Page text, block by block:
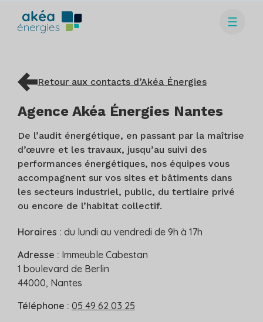
Retour aux contacts d’Akéa Énergies
Agence Akéa Énergies Nantes
De l’audit énergétique, en passant par la maîtrise
d’œuvre et les travaux, jusqu’au suivi des
performances énergétiques, nos équipes vous
accompagnent sur vos sites et bâtiments dans
les secteurs industriel, public, du tertiaire privé
ou encore de l’habitat collectif.
Horaires : du lundi au vendredi de 9h à 17h
Adresse : Immeuble Cabestan
1 boulevard de Berlin
44000, Nantes
Téléphone : 05 49 62 03 25